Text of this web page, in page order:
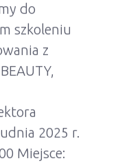
do
szkoleniu
z
2025 r.
Miejsce: